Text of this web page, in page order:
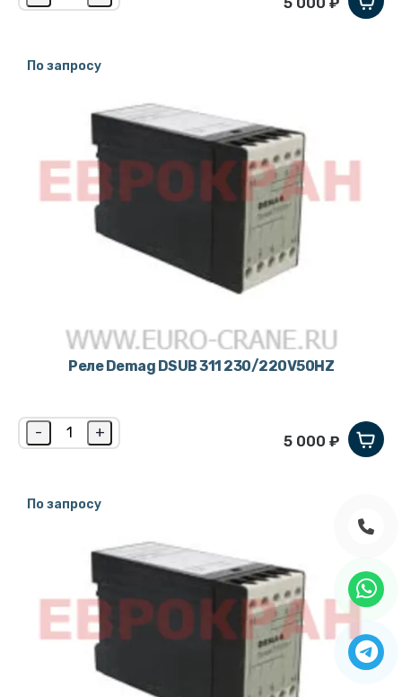
По запросу
Реле Demag DSUB 311 230/220V50HZ
- +
5 000 ₽
По запросу